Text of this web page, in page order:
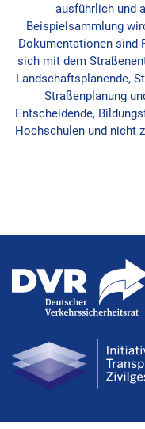
ausführlich und
Beispielsammlung
Dokumentationen sind
sich mit dem
Landschaftsplanende,
Straßenplanung
Entscheidende,
Hochschulen und nicht